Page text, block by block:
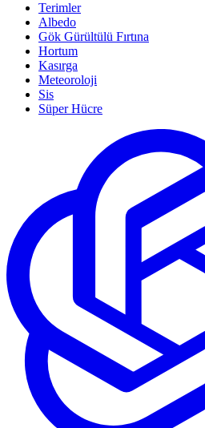
Terimler
Albedo
Gök Gürültülü Fırtına
Hortum
Kasırga
Meteoroloji
Sis
Süper Hücre